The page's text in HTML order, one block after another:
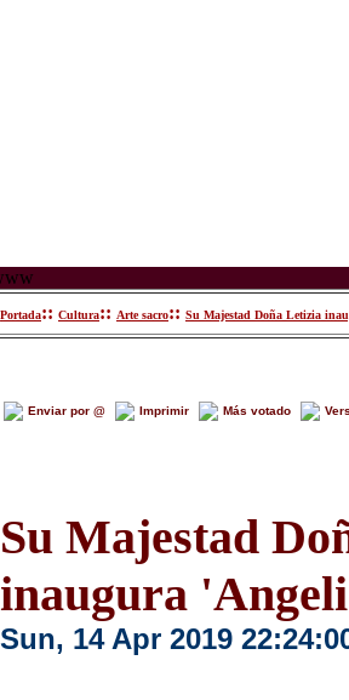
Portada:: Cultura:: Arte sacro:: Su Majestad Doña Letizia
Enviar por @ Imprimir Más votado
Su Majestad
inaugura
Sun, 14 Apr 2019